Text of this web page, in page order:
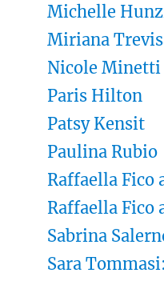
Michelle
Miriana
Nicole Minetti
Paris Hilton
Patsy Kensit
Paulina Rubio
Raffaella Fico
Raffaella Fico
Sabrina
Sara